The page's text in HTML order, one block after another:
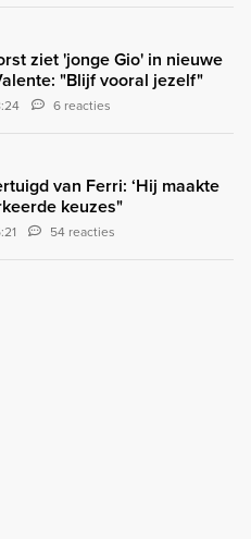
ziet 'jonge Gio' in nieuwe
"Blijf vooral jezelf"
6 reacties
van Ferri: ‘Hij maakte
keuzes"
54 reacties